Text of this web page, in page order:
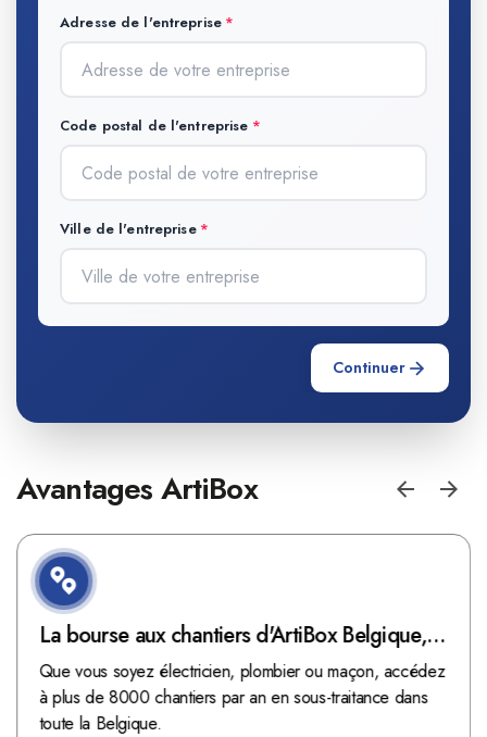
Adresse de l'entreprise
Code postal de l'entreprise
Ville de l'entreprise
Continuer
Avantages ArtiBox
La bourse aux chantiers d'ArtiBox Belgique,
véritable mine d'or !
Que vous soyez électricien, plombier ou maçon, accédez
à plus de 8000 chantiers par an en sous-traitance dans
toute la Belgique.